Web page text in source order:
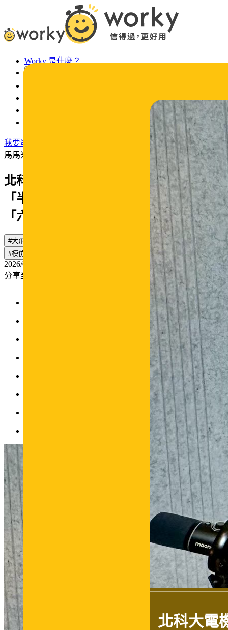
Worky 是什麼？
我要發工作
馬馬米呀/吾二會社
北科大電機學霸變金鐘綜藝咖！大飛親揭
「半桶水哲學」：不上不下才是最強的
「六角形生存外掛」！
#大飛 #大學生了沒
#超級模王大道
#模仿
2026/06/23
分享至：
北科大電